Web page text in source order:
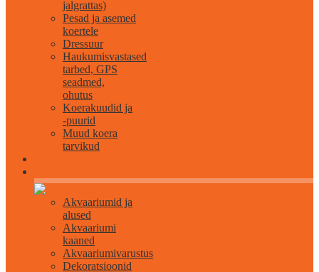
jalgrattas)
Pesad ja asemed
koertele
Dressuur
Haukumisvastased
tarbed, GPS
seadmed,
ohutus
Koerakuudid ja
-puurid
Muud koera
tarvikud
Akvaariumid ja
alused
Akvaariumi
kaaned
Akvaariumivarustus
Dekoratsioonid